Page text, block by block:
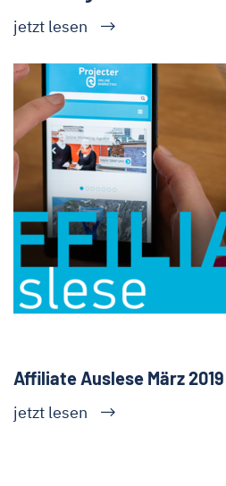
jetzt lesen
Affiliate Auslese März 2019
jetzt lesen